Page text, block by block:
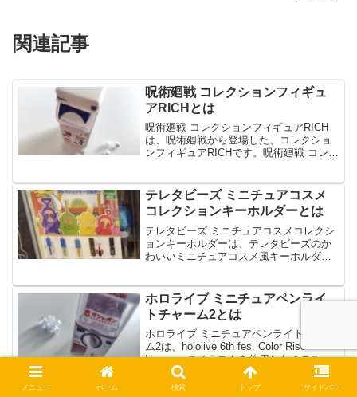
関連記事
呪術廻戦 コレクションフィギュ
アRICHとは
呪術廻戦 コレクションフィギュアRICH
は、呪術廻戦から登場した、コレクショ
ンフィギュアRICHです。呪術廻戦 コレク
回は、呪術廻戦 コレクションフィギュア
RI...
テレタビーズ ミニチュアコスメ
コレクションキーホルダーとは
テレタビーズ ミニチュアコスメコレクシ
ョンキーホルダーは、テレタビーズのか
わいいミニチュアコスメ風キーホルダー
チェーン付きのコスメ系カプセルトイ
で、全5種のラインナッ...
ホロライブ ミニチュアペンライ
トチャーム2とは
ホロライブ ミニチュアペンライトチャー
ム2は、hololive 6th fes. Color Rise
Harmonyのイラストを使用したミニチュ
アペンライトです。ホロライブ ミニチュ
アペンライトチャーム2は、hololive 6th
メニュー ホーム 検索 トップ サイドバー